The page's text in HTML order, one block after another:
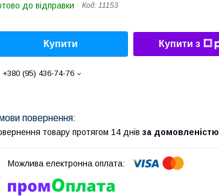
до відправки Код: 11153
Купити Купити з
+380 (95) 436-74-76
товару протягом 14 днів за домовленістю